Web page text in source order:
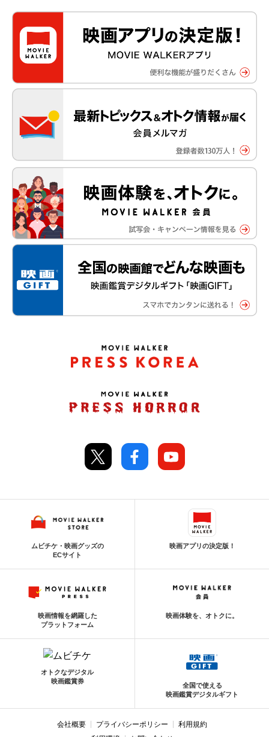
ムビチケ・映画グッズの
ECサイト
映画アプリの決定版！
映画情報を網羅した
プラットフォーム
映画体験を、オトクに。
オトクなデジタル
映画鑑賞券
全国で使える
映画鑑賞デジタルギフト
会社概要 プライバシーポリシー
利用規約